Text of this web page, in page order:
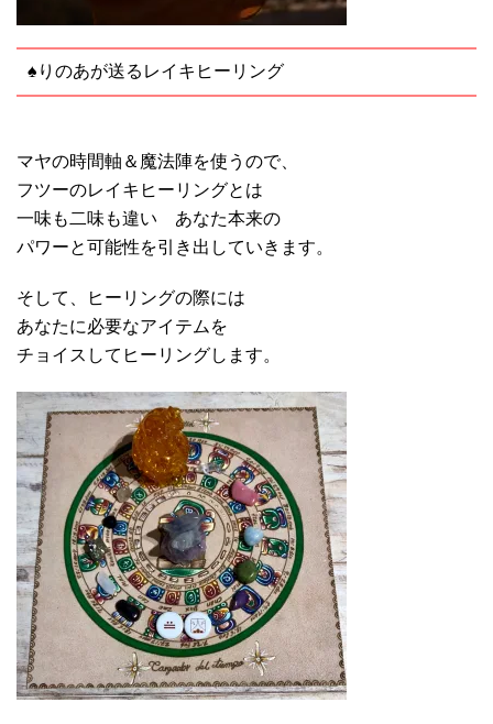
♠りのあが送るレイキヒーリング
マヤの時間軸＆魔法陣を使うので、
フツーのレイキヒーリングとは
一味も二味も違い あなた本来の
パワーと可能性を引き出していきます。
そして、ヒーリングの際には
あなたに必要なアイテムを
チョイスしてヒーリングします。